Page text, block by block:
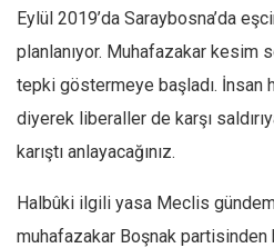
Eylül 2019’da Saraybosna’da
planlanıyor. Muhafazakar kesim
tepki göstermeye başladı. İnsan
diyerek liberaller de karşı
karıştı anlayacağınız.
Halbûki ilgili yasa Meclis
muhafazakar Boşnak partisinden